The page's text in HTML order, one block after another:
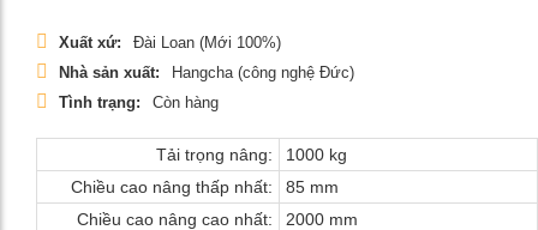
Xuất xứ:
Đài Loan (Mới 100%)
Nhà sản xuất:
Hangcha (công nghệ Đức)
Tình trạng:
Còn hàng
Tải trọng nâng:
1000 kg
Chiều cao nâng thấp nhất:
85 mm
Chiều cao nâng cao nhất:
2000 mm